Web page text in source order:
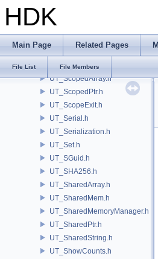
HDK
Main Page Related Pages
File List File Members
UT_SafeFloat.h
UT_SCCompressionFilter.h
UT_SCFWriter.h
UT_ScopedArray.h
UT_ScopedPtr.h
UT_ScopeExit.h
UT_Serial.h
UT_Serialization.h
UT_Set.h
UT_SGuid.h
UT_SHA256.h
UT_SharedArray.h
UT_SharedMem.h
UT_SharedMemoryManager.h
UT_SharedPtr.h
UT_SharedString.h
UT_ShowCounts.h